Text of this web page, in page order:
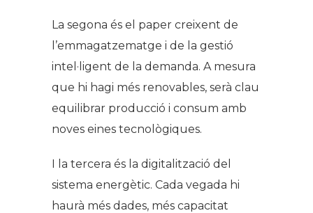
La segona és el paper creixent de
l’emmagatzematge i de la gestió
intel·ligent de la demanda. A mesura
que hi hagi més renovables, serà clau
equilibrar producció i consum amb
noves eines tecnològiques.
I la tercera és la digitalització del
sistema energètic. Cada vegada hi
haurà més dades, més capacitat